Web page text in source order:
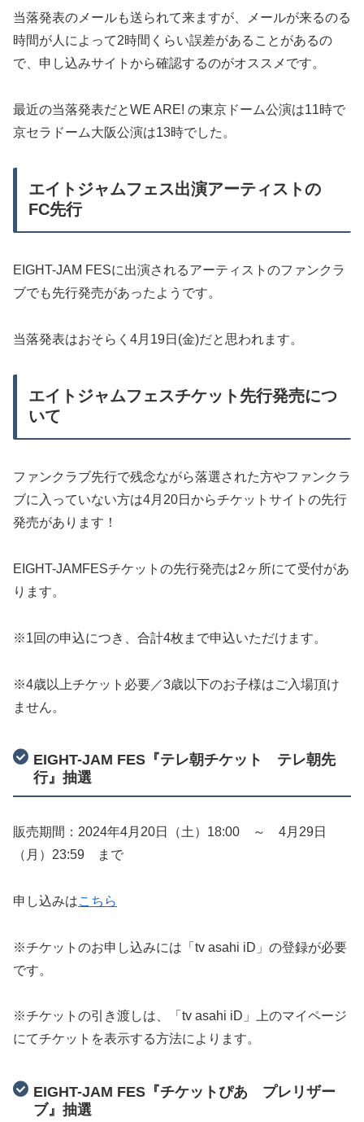
当落発表のメールも送られて来ますが、メールが来るのる
時間が人によって2時間くらい誤差があることがあるの
で、申し込みサイトから確認するのがオススメです。
最近の当落発表だとWE ARE! の東京ドーム公演は11時で
京セラドーム大阪公演は13時でした。
エイトジャムフェス出演アーティストの
FC先行
EIGHT-JAM FESに出演されるアーティストのファンクラ
ブでも先行発売があったようです。
当落発表はおそらく4月19日(金)だと思われます。
エイトジャムフェスチケット先行発売につ
いて
ファンクラブ先行で残念ながら落選された方やファンクラ
ブに入っていない方は4月20日からチケットサイトの先行
発売があります！
EIGHT-JAMFESチケットの先行発売は2ヶ所にて受付があ
ります。
※1回の申込につき、合計4枚まで申込いただけます。
※4歳以上チケット必要／3歳以下のお子様はご入場頂け
ません。
EIGHT-JAM FES『テレ朝チケット テレ朝先
行』抽選
販売期間：2024年4月20日（土）18:00 ～ 4月29日
（月）23:59 まで
申し込みはこちら
※チケットのお申し込みには「tv asahi iD」の登録が必要
です。
※チケットの引き渡しは、「tv asahi iD」上のマイページ
にてチケットを表示する方法によります。
EIGHT-JAM FES『チケットぴあ プレリザー
ブ』抽選